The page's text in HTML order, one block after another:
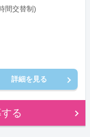
間交替制)
詳細を見る
る